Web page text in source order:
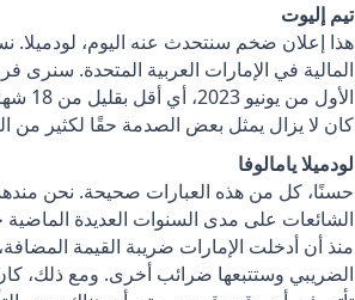
تيم إليوت
هذا إعلان ضخم سنتحدث عنه اليوم،
المالية في الإمارات العربية المتحدة. سنرى
كان لا يزال يمثل بعض الصدمة حقًا لكثير من
لودميلا يامالوفا
حسنًا، كل من هذه العبارات صحيحة. نحن
الشائعات على مدى السنوات العديدة
منذ أن أدخلت الإمارات ضريبة القيمة
الضريبي وستتبعها ضرائب أخرى. ومع ذلك، كان